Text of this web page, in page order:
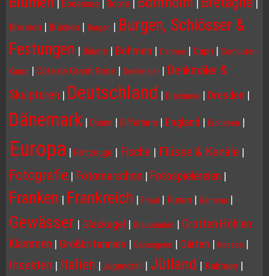
| Bodensee | Boote | | |
Brunnen | Brücken | Burgen | Burgen, Schlösser &
Festungen | Bäume | Böhmen | Cannes | Capri | Computer-
Kunst | Côte de Granit Rose | Denkmäler | Denkmäler &
Skulpturen | Deutschland | Drachenei | Dresden |
Dänemark | Dünen | Eiffelturm | England | Erdbeben |
Europa | Fahrzeuge | Fische | Flüsse & Kanäle |
Fotografie | Fotomarathon | Fotospielereien |
Franken | Frankreich | Friaul | Fünen | Gemona |
Gewässer | Glaskugel | Graubünden | Grotten Höhlen
Klammen | Großbritannien | Gänsegeier | Gärten | Hessen |
Insekten | Italien | Jugendstil | Jütland | Kakteen |